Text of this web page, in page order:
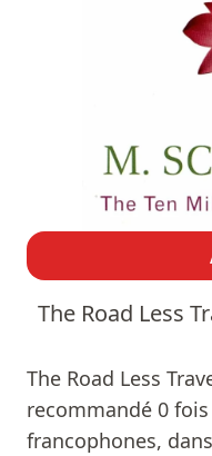
The Road Less
The Road Less
recommandé 0
francophones,